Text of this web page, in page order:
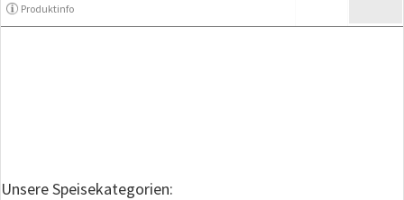
Produktinfo
Unsere Speisekategorien: